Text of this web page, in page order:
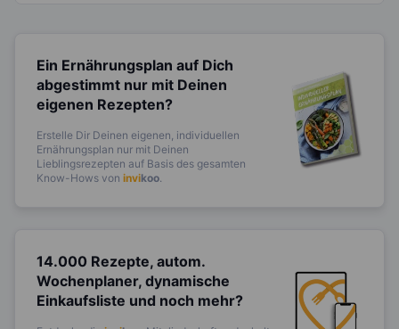
Ein Ernährungsplan auf Dich
abgestimmt nur mit Deinen
eigenen Rezepten?
Erstelle Dir Deinen eigenen, individuellen
Ernährungsplan nur mit Deinen
Lieblingsrezepten auf Basis des gesamten
Know-Hows von invikoo
14.000 Rezepte, autom.
Wochenplaner, dynamische
Einkaufsliste und noch mehr?